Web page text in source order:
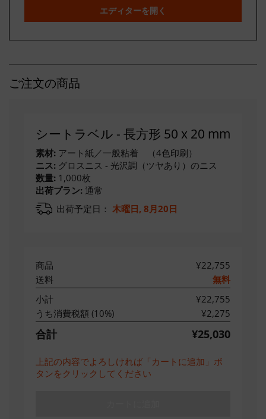
エディターを開く
ご注文の商品
シートラベル - 長方形 50 x 20 mm
素材: アート紙／一般粘着 （4色印刷）
ニス: グロスニス - 光沢調（ツヤあり）のニス
数量: 1,000枚
出荷プラン: 通常
出荷予定日： 木曜日, 8月20日
商品
¥22,755
送料
無料
小計
¥22,755
うち消費税額 (10%) ¥2,275
合計 ¥25,030
上記の内容でよろしければ「カートに追加」ボ
タンをクリックしてください